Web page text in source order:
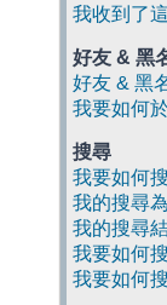
我收到了
好友 & 黑
好友 & 黑
我要如何
搜尋
我要如何
我的搜尋
我的搜尋
我要如何
我要如何